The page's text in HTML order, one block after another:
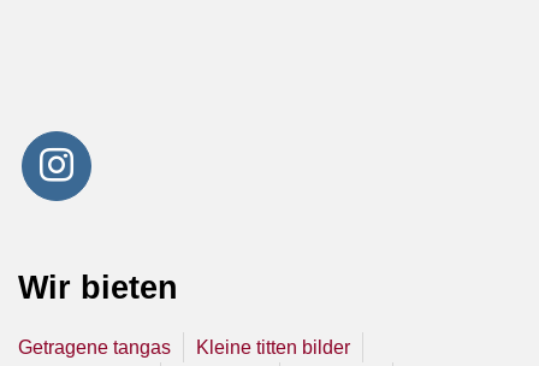
Wir bieten
Getragene tangas Kleine titten bilder